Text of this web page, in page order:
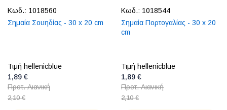
Κωδ.: 1018560
Σημαία Σουηδίας - 30 x 20 cm
Τιμή hellenicblue
1,89 €
Προτ. Λιανική
2,10 €
Κωδ.: 1018544
Σημαία Πορτογαλίας - 30 x 20
cm
Τιμή hellenicblue
1,89 €
Προτ. Λιανική
2,10 €